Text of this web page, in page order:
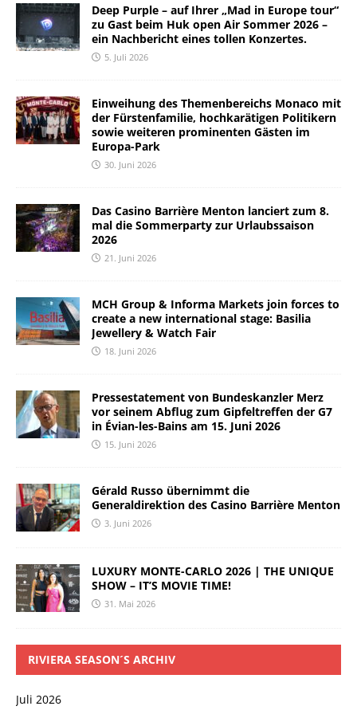
Deep Purple – auf Ihrer „Mad in Europe tour“
zu Gast beim Huk open Air Sommer 2026 –
ein Nachbericht eines tollen Konzertes.
5. Juli 2026
Einweihung des Themenbereichs Monaco mit
der Fürstenfamilie, hochkarätigen Politikern
sowie weiteren prominenten Gästen im
Europa-Park
30. Juni 2026
Das Casino Barrière Menton lanciert zum 8.
mal die Sommerparty zur Urlaubssaison
2026
21. Juni 2026
MCH Group & Informa Markets join forces to
create a new international stage: Basilia
Jewellery & Watch Fair
18. Juni 2026
Pressestatement von Bundeskanzler Merz
vor seinem Abflug zum Gipfeltreffen der G7
in Évian-les-Bains am 15. Juni 2026
15. Juni 2026
Gérald Russo übernimmt die
Generaldirektion des Casino Barrière Menton
3. Juni 2026
LUXURY MONTE-CARLO 2026 | THE UNIQUE
SHOW – IT’S MOVIE TIME!
31. Mai 2026
RIVIERA SEASON´S ARCHIV
Juli 2026